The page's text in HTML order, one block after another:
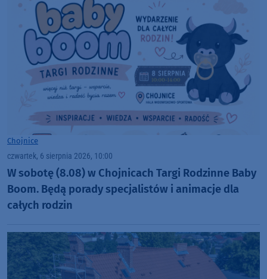
Chojnice
czwartek, 6 sierpnia 2026, 10:00
W sobotę (8.08) w Chojnicach Targi Rodzinne Baby
Boom. Będą porady specjalistów i animacje dla
całych rodzin